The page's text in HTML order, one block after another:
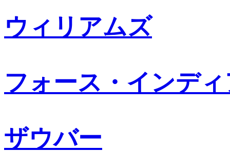
ウィリアムズ
フォース・インデ
ザウバー